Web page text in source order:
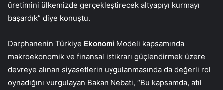
üretimini ülkemizde gerçekleştirecek altyapıyı kurmayı
başardık” diye konuştu.
Darphanenin Türkiye Ekonomi Modeli kapsamında
makroekonomik ve finansal istikrarı güçlendirmek üzere
devreye alınan siyasetlerin uygulanmasında da değerli rol
oynadığını vurgulayan Bakan Nebati, “Bu kapsamda, atıl